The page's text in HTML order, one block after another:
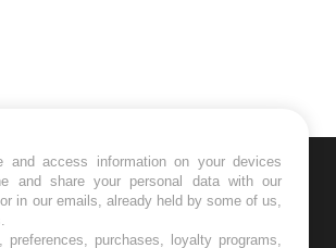
access information on your devices
and share your personal data with our
in our emails, already held by some of us,
purchases, loyalty programs,